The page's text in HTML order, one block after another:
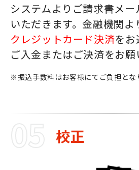
システムよりご請求書メ
いただきます。金融機関よ
クレジットカード決済をお
ご入金またはご決済をお願
※振込手数料はお客様にてご負担とな
校正